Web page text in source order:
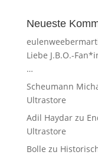
Neueste
Liebe J.B.O.-
…
Scheumann
Ultrastore
Adil Haydarzu
Ultrastore
Bolle zu